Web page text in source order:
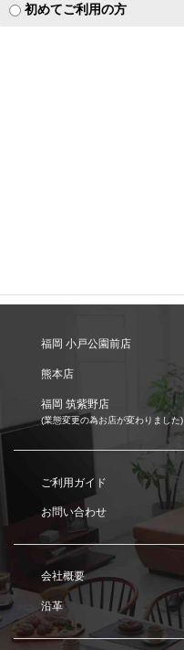
初めてご利用の方
福岡 小戸公園前店
熊本店
福岡 筑紫野店
(業態変更の為お店が変わりました)
ご利用ガイド
お問い合わせ
会社概要
沿革